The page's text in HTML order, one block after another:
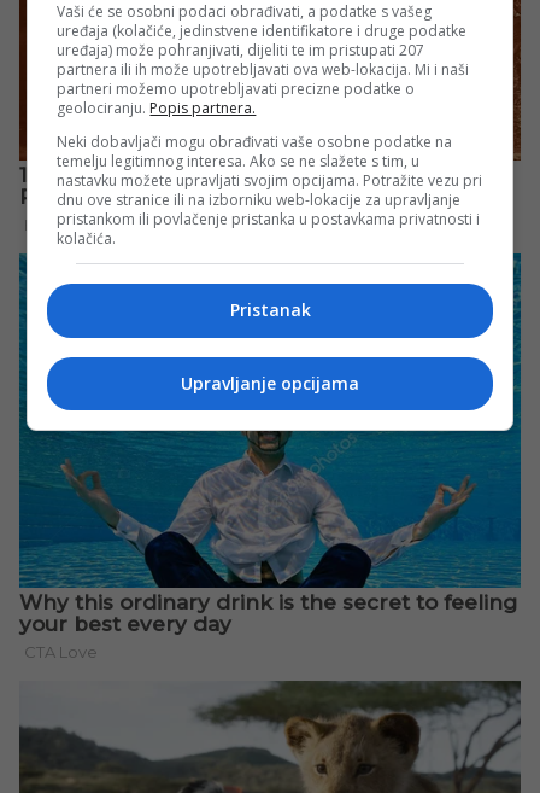
Vaši će se osobni podaci obrađivati, a podatke s vašeg
uređaja (kolačiće, jedinstvene identifikatore i druge podatke
uređaja) može pohranjivati, dijeliti te im pristupati 207
partnera ili ih može upotrebljavati ova web-lokacija. Mi i naši
partneri možemo upotrebljavati precizne podatke o
geolociranju. Popis partnera.
Neki dobavljači mogu obrađivati vaše osobne podatke na
temelju legitimnog interesa. Ako se ne slažete s tim, u
nastavku možete upravljati svojim opcijama. Potražite vezu pri
dnu ove stranice ili na izborniku web-lokacije za upravljanje
pristankom ili povlačenje pristanka u postavkama privatnosti i
kolačića.
Pristanak
Upravljanje opcijama